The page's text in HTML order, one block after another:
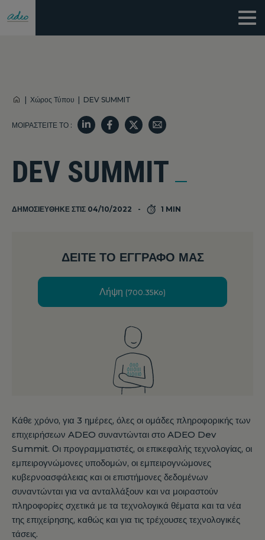
Χώρος Τύπου DEV SUMMIT
ΜΟΙΡΑΣΤΕΊΤΕ ΤΟ :
DEV SUMMIT
ΔΗΜΟΣΙΕΎΘΗΚΕ ΣΤΙΣ 04/10/2022 1 MIN
ΔΕΊΤΕ ΤΟ ΈΓΓΡΑΦΌ ΜΑΣ
Λήψη (700.35Ko)
Κάθε χρόνο, για 3 ημέρες, όλες οι ομάδες πληροφορικής των
επιχειρήσεων ADEO συναντώνται στο ADEO Dev
Summit. Οι προγραμματιστές, οι επικεφαλής τεχνολογίας, οι
εμπειρογνώμονες υποδομών, οι εμπειρογνώμονες
κυβερνοασφάλειας και οι επιστήμονες δεδομένων
συναντώνται για να ανταλλάξουν και να μοιραστούν
πληροφορίες σχετικά με τα τεχνολογικά θέματα και τα νέα
της επιχείρησης, καθώς και για τις τρέχουσες τεχνολογικές
τάσεις.